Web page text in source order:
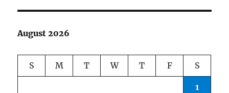
August 2026
S M T W T F S
1